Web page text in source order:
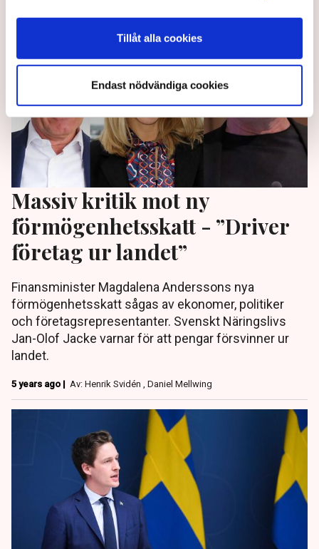
Tillåt alla cookies
Endast nödvändiga cookies
Massiv kritik mot ny
förmögenhetsskatt - ”Driver
företag ur landet”
Finansminister Magdalena Anderssons nya
förmögenhetsskatt sågas av ekonomer, politiker
och företagsrepresentanter. Svenskt Näringslivs
Jan-Olof Jacke varnar för att pengar försvinner ur
landet.
5 years ago | Av: Henrik Svidén , Daniel Mellwing